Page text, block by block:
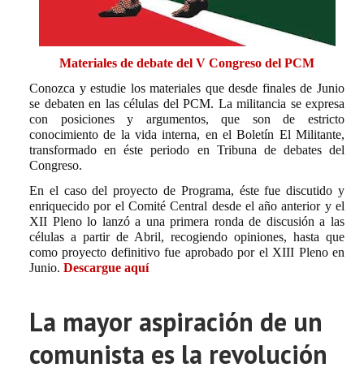
Materiales de debate del V Congreso del PCM
Conozca y estudie los materiales que desde finales de Junio
se debaten en las células del PCM. La militancia se expresa
con posiciones y argumentos, que son de estricto
conocimiento de la vida interna, en el Boletín El Militante,
transformado en éste periodo en Tribuna de debates del
Congreso.
En el caso del proyecto de Programa, éste fue discutido y
enriquecido por el Comité Central desde el año anterior y el
XII Pleno lo lanzó a una primera ronda de discusión a las
células a partir de Abril, recogiendo opiniones, hasta que
como proyecto definitivo fue aprobado por el XIII Pleno en
Junio. Descargue aquí
La mayor aspiración de un
comunista es la revolución